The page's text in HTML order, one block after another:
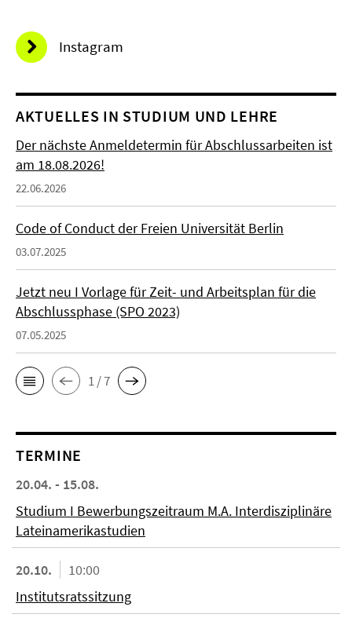
Instagram
AKTUELLES IN STUDIUM UND LEHRE
Der nächste Anmeldetermin für Abschlussarbeiten ist
am 18.08.2026!
22.06.2026
Code of Conduct der Freien Universität Berlin
03.07.2025
Jetzt neu I Vorlage für Zeit- und Arbeitsplan für die
Abschlussphase (SPO 2023)
07.05.2025
1 / 7
TERMINE
20.04. - 15.08.
Studium I Bewerbungszeitraum M.A. Interdisziplinäre
Lateinamerikastudien
20.10.
10:00
Institutsratssitzung